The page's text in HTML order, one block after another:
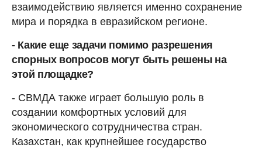
взаимодействию является именно сохранение
мира и порядка в евразийском регионе.
- Какие еще задачи помимо разрешения
спорных вопросов могут быть решены на
этой площадке?
- СВМДА также играет большую роль в
создании комфортных условий для
экономического сотрудничества стран.
Казахстан, как крупнейшее государство